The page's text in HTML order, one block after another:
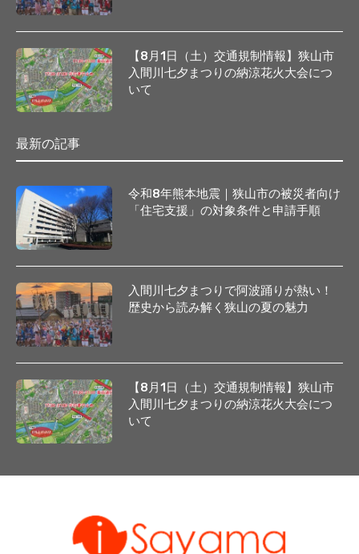
【8月1日（土）交通規制情報】狭山市
入間川七夕まつりの納涼花火大会につ
いて
最新の記事
令和8年熊本地震｜狭山市の被災者向け
「住宅支援」の対象条件と申請手順
入間川七夕まつりで阿波踊りが熱い！
歴史から読み解く狭山の夏の魅力
【8月1日（土）交通規制情報】狭山市
入間川七夕まつりの納涼花火大会につ
いて